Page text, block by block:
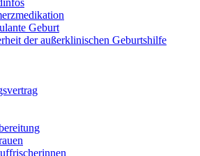
Geburt
der außerklinischen Geburtshilfe